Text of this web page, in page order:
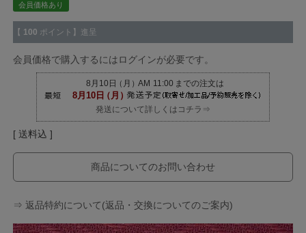
会員価格あり
【 100 ポイント】進呈
会員価格で購入するにはログインが必要です。
発送について詳しくはコチラ⇒
送料込
商品についてのお問い合わせ
⇒ 返品特約について(返品・交換についてのご案内)